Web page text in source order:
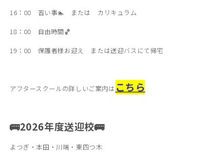
16：00 習い事🏊 または カリキュラム
18：00 自由時間🏀
19：00 保護者様お迎え または送迎バスにて帰宅
アフタースクールの詳しいご案内は こちら
🚌2026年度送迎校🚌
よつぎ・本田・川端・東四つ木